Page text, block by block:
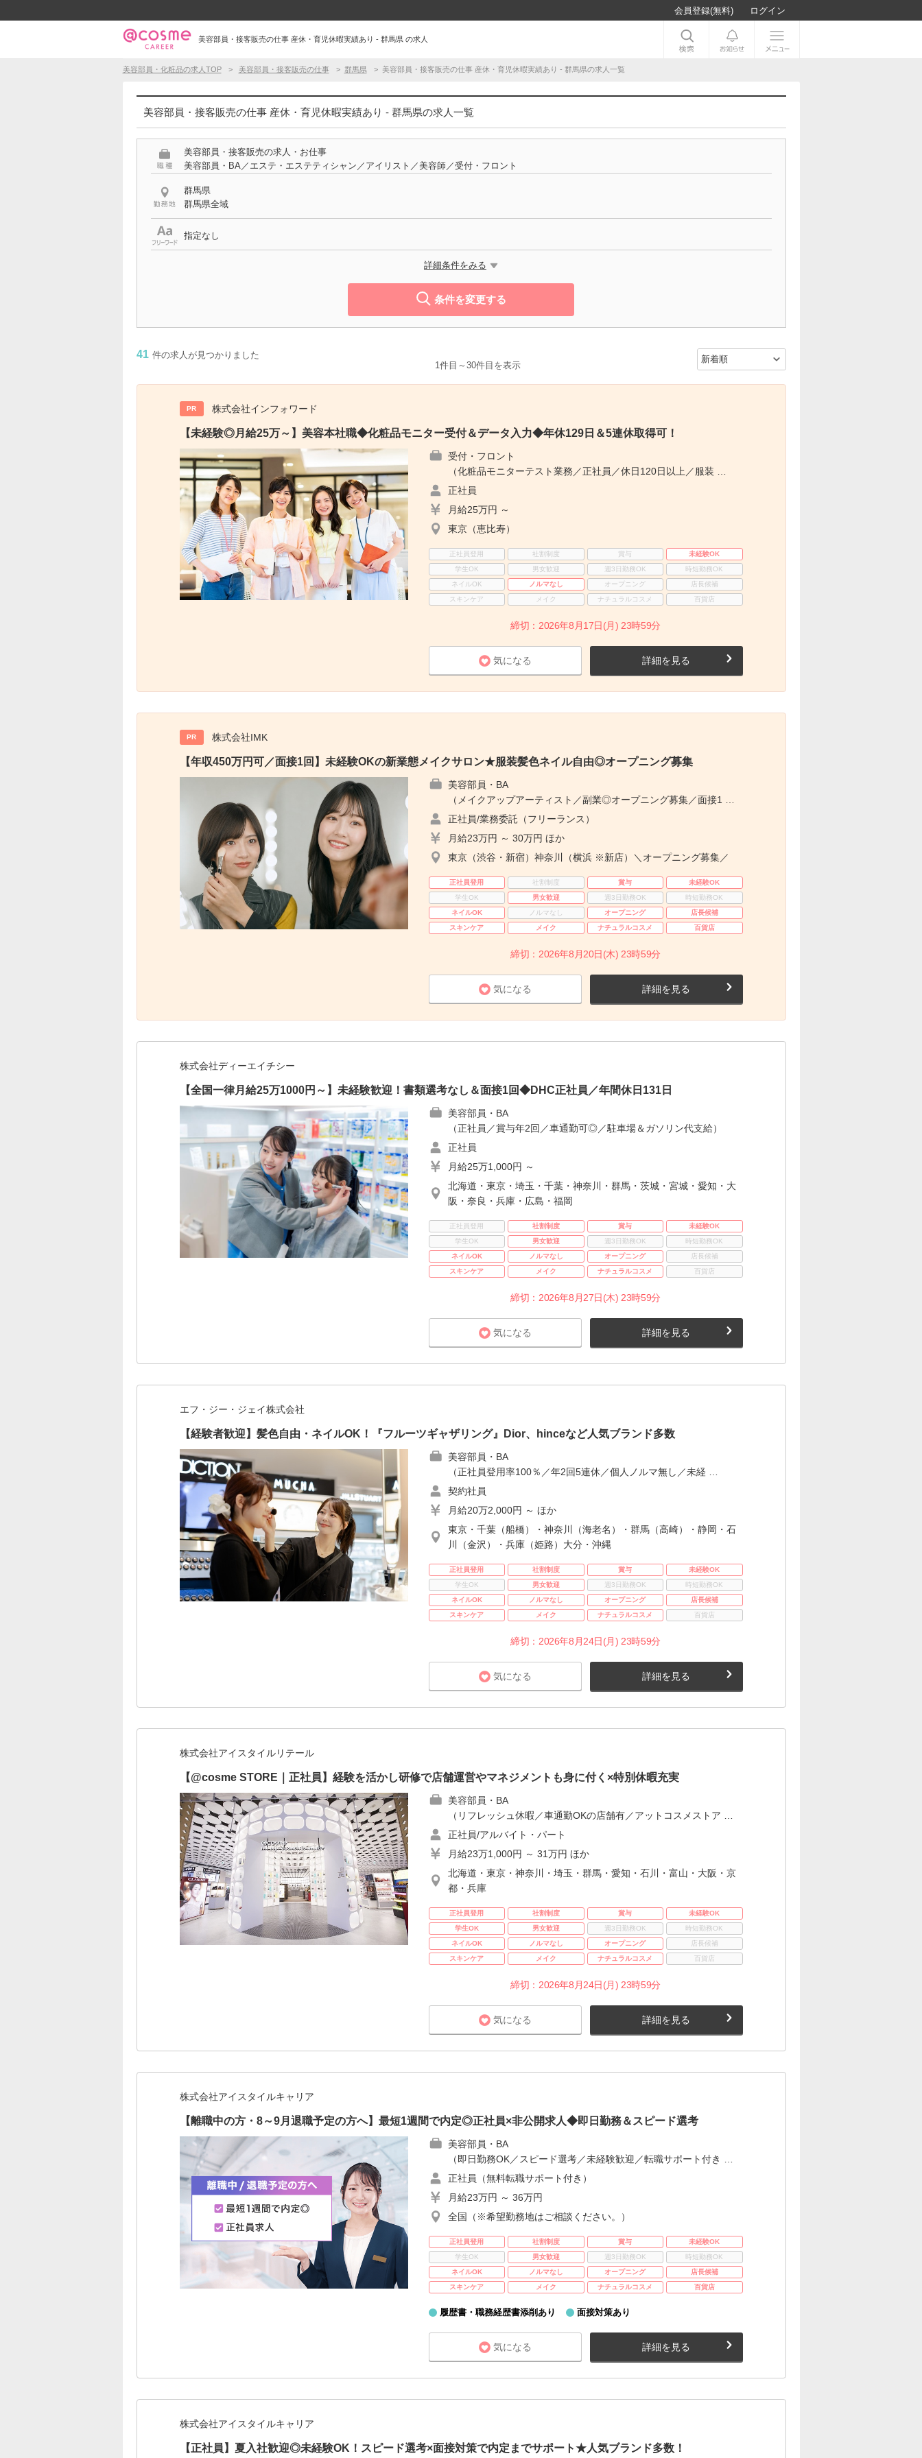
会員登録(無料) ログイン
美容部員・接客販売の仕事 産休・育児休暇実績あり - 群馬県 の求人
美容部員・化粧品の求人TOP 美容部員・接客販売の仕事 群馬県 美容部員・接客販売の仕事 産休・育児休暇実績あり - 群馬県の求人一覧
美容部員・接客販売の仕事 産休・育児休暇実績あり - 群馬県の求人一覧
美容部員・接客販売の求人・お仕事
美容部員・BA／エステ・エステティシャン／アイリスト／美容師／受付・フロント
群馬県
群馬県全域
指定なし
詳細条件をみる
条件を変更する
41 件の求人が見つかりました
1件目～30件目を表示
PR 株式会社インフォワード
【未経験◎月給25万～】美容本社職◆化粧品モニター受付＆データ入力◆年休129日＆5連休取得可！
受付・フロント
（化粧品モニターテスト業務／正社員／休日120日以上／服装 …
正社員
月給25万円 ～
東京（恵比寿）
正社員登用 社割制度 賞与
未経験OK
学生OK
男女歓迎 週3日勤務OK
時短勤務OK
ネイルOK
ノルマなし オープニング
店長候補
スキンケア
メイク ナチュラルコスメ 百貨店
締切：2026年8月17日(月) 23時59分
気になる 詳細を見る
PR 株式会社IMK
【年収450万円可／面接1回】未経験OKの新業態メイクサロン★服装髪色ネイル自由◎オープニング募集
美容部員・BA
（メイクアップアーティスト／副業◎オープニング募集／面接1 …
正社員/業務委託（フリーランス）
月給23万円 ～ 30万円 ほか
東京（渋谷・新宿）神奈川（横浜 ※新店）＼オープニング募集／
正社員登用 社割制度 賞与
未経験OK
学生OK
男女歓迎 週3日勤務OK
時短勤務OK
ネイルOK
ノルマなし オープニング
店長候補
スキンケア
メイク ナチュラルコスメ 百貨店
締切：2026年8月20日(木) 23時59分
気になる 詳細を見る
株式会社ディーエイチシー
【全国一律月給25万1000円～】未経験歓迎！書類選考なし＆面接1回◆DHC正社員／年間休日131日
美容部員・BA
（正社員／賞与年2回／車通勤可◎／駐車場＆ガソリン代支給）
正社員
月給25万1,000円 ～
北海道・東京・埼玉・千葉・神奈川・群馬・茨城・宮城・愛知・大
阪・奈良・兵庫・広島・福岡
正社員登用 社割制度 賞与
未経験OK
学生OK
男女歓迎 週3日勤務OK
時短勤務OK
ネイルOK
ノルマなし オープニング
店長候補
スキンケア
メイク ナチュラルコスメ 百貨店
締切：2026年8月27日(木) 23時59分
気になる 詳細を見る
エフ・ジー・ジェイ株式会社
【経験者歓迎】髪色自由・ネイルOK！『フルーツギャザリング』Dior、hinceなど人気ブランド多数
美容部員・BA
（正社員登用率100％／年2回5連休／個人ノルマ無し／未経 …
契約社員
月給20万2,000円 ～ ほか
東京・千葉（船橋）・神奈川（海老名）・群馬（高崎）・静岡・石
川（金沢）・兵庫（姫路）大分・沖縄
正社員登用 社割制度 賞与
未経験OK
学生OK
男女歓迎 週3日勤務OK
時短勤務OK
ネイルOK
ノルマなし オープニング
店長候補
スキンケア
メイク ナチュラルコスメ 百貨店
締切：2026年8月24日(月) 23時59分
気になる 詳細を見る
株式会社アイスタイルリテール
【@cosme STORE｜正社員】経験を活かし研修で店舗運営やマネジメントも身に付く×特別休暇充実
美容部員・BA
（リフレッシュ休暇／車通勤OKの店舗有／アットコスメストア …
正社員/アルバイト・パート
月給23万1,000円 ～ 31万円 ほか
北海道・東京・神奈川・埼玉・群馬・愛知・石川・富山・大阪・京
都・兵庫
正社員登用 社割制度 賞与
未経験OK
学生OK
男女歓迎 週3日勤務OK
時短勤務OK
ネイルOK
ノルマなし オープニング
店長候補
スキンケア
メイク ナチュラルコスメ 百貨店
締切：2026年8月24日(月) 23時59分
気になる 詳細を見る
株式会社アイスタイルキャリア
【離職中の方・8～9月退職予定の方へ】最短1週間で内定◎正社員×非公開求人◆即日勤務＆スピード選考
美容部員・BA
（即日勤務OK／スピード選考／未経験歓迎／転職サポート付き …
正社員（無料転職サポート付き）
月給23万円 ～ 36万円
全国（※希望勤務地はご相談ください。）
正社員登用 社割制度 賞与
未経験OK
学生OK
男女歓迎 週3日勤務OK
時短勤務OK
ネイルOK
ノルマなし オープニング
店長候補
スキンケア
メイク ナチュラルコスメ 百貨店
履歴書・職務経歴書添削あり 面接対策あり
気になる 詳細を見る
株式会社アイスタイルキャリア
【正社員】夏入社歓迎◎未経験OK！スピード選考×面接対策で内定までサポート★人気ブランド多数！